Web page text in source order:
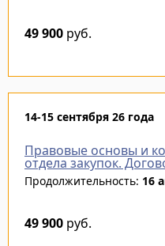
49 900 руб.
14-15 сентября 26 года
Правовые основы и
отдела закупок.
Продолжительность: 16
49 900 руб.